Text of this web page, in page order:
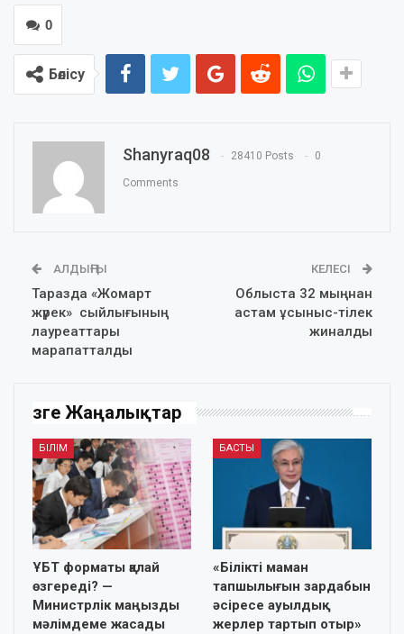
0
Бөлісу
Shanyraq08 28410 Posts 0
Comments
АЛДЫҢҒЫ
Таразда «Жомарт
жүрек» сыйлығының
лауреаттары
марапатталды
КЕЛЕСІ
Облыста 32 мыңнан
астам ұсыныс-тілек
жиналды
Өзге Жаңалықтар
БІЛІМ
ҰБТ форматы қалай
өзгереді? —
Министрлік маңызды
мәлімдеме жасады
БАСТЫ
«Білікті маман
тапшылығын зардабын
әсіресе ауылдық
жерлер тартып отыр»